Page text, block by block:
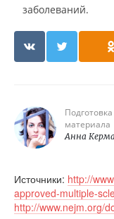
заболеваний.
Подготовка
материала
Анна
Источники: http://
approved-multiple-
http://www.nejm.org/